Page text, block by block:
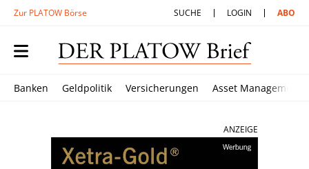
Zur PLATOW Börse SUCHE LOGIN ABO
Banken Geldpolitik Versicherungen Asset Management
ANZEIGE